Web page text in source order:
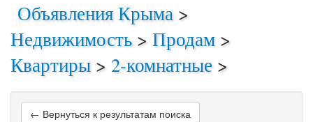
Объявления Крыма >
Недвижимость> Продам >
Квартиры > 2-комнатные>
← Вернуться к результатам поиска